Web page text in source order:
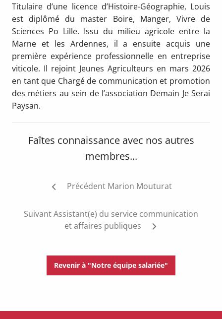
Titulaire d’une licence d’Histoire-Géographie, Louis
est diplômé du master Boire, Manger, Vivre de
Sciences Po Lille. Issu du milieu agricole entre la
Marne et les Ardennes, il a ensuite acquis une
première expérience professionnelle en entreprise
viticole. Il rejoint Jeunes Agriculteurs en mars 2026
en tant que Chargé de communication et promotion
des métiers au sein de l’association Demain Je Serai
Paysan.
Faîtes connaissance avec nos autres
membres...
navigation
Précédent Marion Mouturat
SuivantAssistant(e) du service communication
et affaires publiques
Revenir à "Notre équipe salariée"